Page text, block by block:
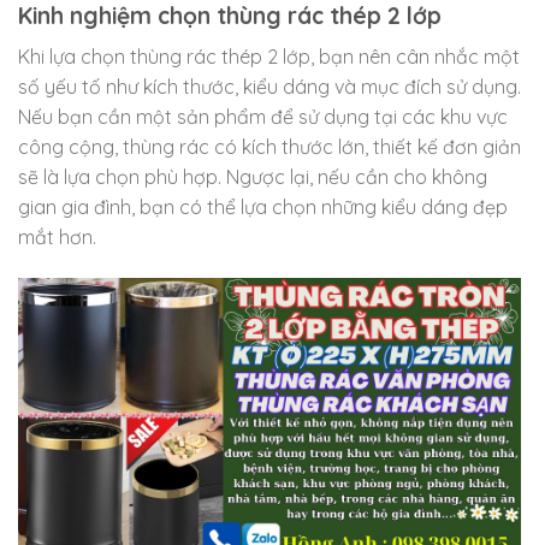
Kinh nghiệm chọn thùng rác thép 2 lớp
Khi lựa chọn thùng rác thép 2 lớp, bạn nên cân nhắc một
số yếu tố như kích thước, kiểu dáng và mục đích sử dụng.
Nếu bạn cần một sản phẩm để sử dụng tại các khu vực
công cộng, thùng rác có kích thước lớn, thiết kế đơn giản
sẽ là lựa chọn phù hợp. Ngược lại, nếu cần cho không
gian gia đình, bạn có thể lựa chọn những kiểu dáng đẹp
mắt hơn.